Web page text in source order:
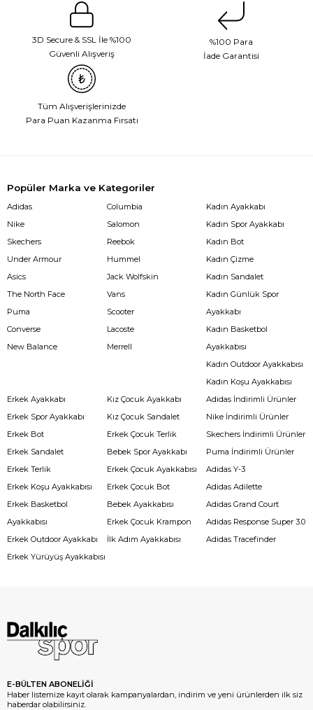
3D Secure & SSL İle %100
Güvenli Alışveriş
%100 Para
İade Garantisi
Tüm Alışverişlerinizde
Para Puan Kazanma Fırsatı
Popüler Marka ve Kategoriler
Adidas
Nike
Skechers
Under Armour
Asics
The North Face
Puma
Converse
New Balance
Columbia
Salomon
Reebok
Hummel
Jack Wolfskin
Vans
Scooter
Lacoste
Merrell
Kadın Ayakkabı
Kadın Spor Ayakkabı
Kadın Bot
Kadın Çizme
Kadın Sandalet
Kadın Günlük Spor
Ayakkabı
Kadın Basketbol
Ayakkabısı
Kadın Outdoor Ayakkabısı
Kadın Koşu Ayakkabısı
Erkek Ayakkabı
Erkek Spor Ayakkabı
Erkek Bot
Erkek Sandalet
Erkek Terlik
Erkek Koşu Ayakkabısı
Erkek Basketbol
Ayakkabısı
Erkek Outdoor Ayakkabı
Erkek Yürüyüş Ayakkabısı
Kız Çocuk Ayakkabı
Kız Çocuk Sandalet
Erkek Çocuk Terlik
Bebek Spor Ayakkabı
Erkek Çocuk Ayakkabısı
Erkek Çocuk Bot
Bebek Ayakkabısı
Erkek Çocuk Krampon
İlk Adım Ayakkabısı
Adidas İndirimli Ürünler
Nike İndirimli Ürünler
Skechers İndirimli Ürünler
Puma İndirimli Ürünler
Adidas Y-3
Adidas Adilette
Adidas Grand Court
Adidas Response Super 3.0
Adidas Tracefinder
E-BÜLTEN ABONELİĞİ
Haber listemize kayıt olarak kampanyalardan, indirim ve yeni ürünlerden ilk siz
haberdar olabilirsiniz.